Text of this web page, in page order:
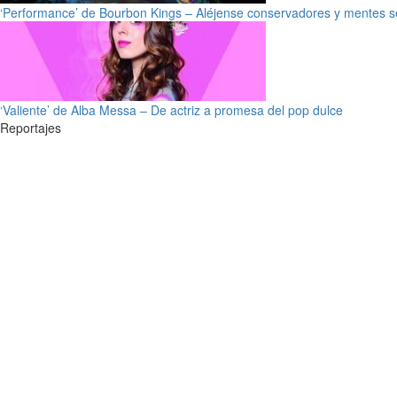
‘Performance’ de Bourbon Kings – Aléjense conservadores y mentes
‘Valiente’ de Alba Messa – De actriz a promesa del pop dulce
Reportajes